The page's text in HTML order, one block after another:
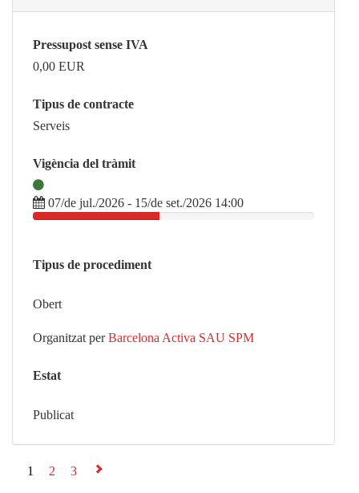
Pressupost sense IVA
0,00 EUR
Tipus de contracte
Serveis
Vigència del tràmit
07/de jul./2026 - 15/de set./2026 14:00
Tipus de procediment
Obert
Organitzat per Barcelona Activa SAU SPM
Estat
Publicat
1 2 3 ⇨